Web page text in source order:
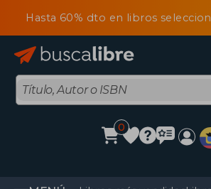
Hasta 60% dto en libros
0